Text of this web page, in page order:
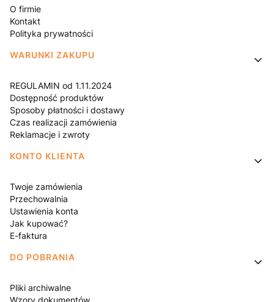
O firmie
Kontakt
Polityka prywatności
WARUNKI ZAKUPU
REGULAMIN od 1.11.2024
Dostępność produktów
Sposoby płatności i dostawy
Czas realizacji zamówienia
Reklamacje i zwroty
KONTO KLIENTA
Twoje zamówienia
Przechowalnia
Ustawienia konta
Jak kupować?
E-faktura
DO POBRANIA
Pliki archiwalne